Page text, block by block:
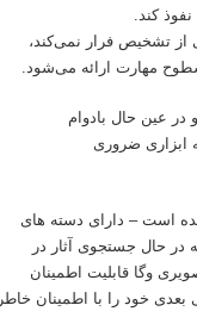
کند.
از تشخیص فرار نمی‌کند،
مهارت ارائه می‌شود.
در عین حال بادوام
ابزاری ضروری
شده است – دارای دسته های
در حال جستجوی آثار در
وگا قابلیت اطمینان
خود را با اطمینان خاطر